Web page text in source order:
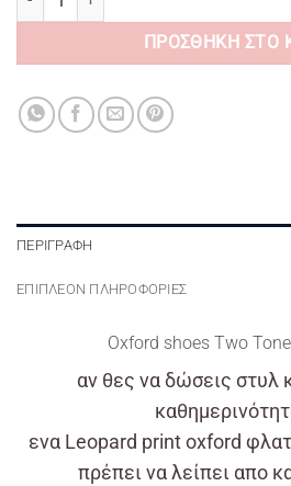
ΠΡΟΣΘΉΚΗ ΣΤΟ
ΠΕΡΙΓΡΑΦΉ
ΕΠΙΠΛΈΟΝ ΠΛΗΡΟΦΟΡΊΕΣ
Oxford shoes Two
αν θες να δώσεις στυλ
ενα Leopard print oxford
πρέπει να λείπει απο